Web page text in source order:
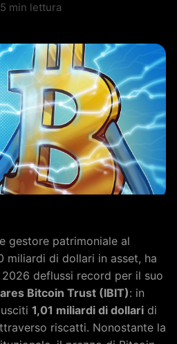
5 min lettura
gestore patrimoniale al
miliardi di dollari in asset, ha
deflussi record per il suo
Bitcoin Trust (IBIT): in
1,01 miliardi di dollari di
riscatti. Nonostante la